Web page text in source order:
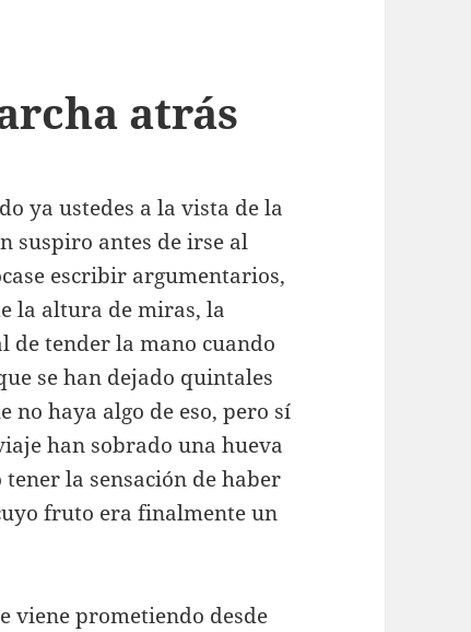
atrás
ya ustedes a la vista de la
suspiro antes de irse al
escribir argumentarios,
la altura de miras, la
de tender la mano cuando
se han dejado quintales
no haya algo de eso, pero sí
han sobrado una hueva
la sensación de haber
fruto era finalmente un
viene prometiendo desde